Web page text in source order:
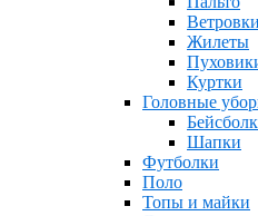
Жилеты
Куртки
Головные
Шапки
Футболки
Поло
Топы и майки